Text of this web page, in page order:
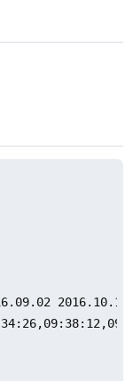
2016.10.16